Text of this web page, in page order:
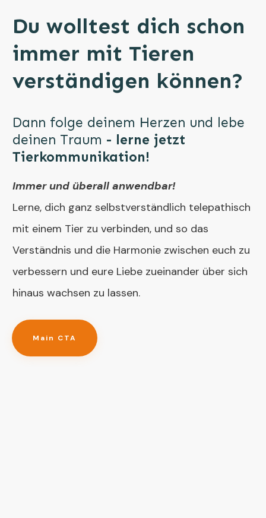
Du wolltest dich schon
immer mit Tieren
verständigen können?
Dann folge deinem Herzen und lebe
deinen Traum - lerne jetzt
Tierkommunikation!
Immer und überall anwendbar!
Lerne, dich ganz selbstverständlich telepathisch
mit einem Tier zu verbinden, und so das
Verständnis und die Harmonie zwischen euch zu
verbessern und eure Liebe zueinander über sich
hinaus wachsen zu lassen.
Main CTA